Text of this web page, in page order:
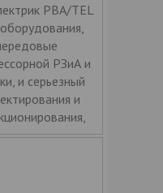
РВА/TEL
РЗиА и
и серьезный
и